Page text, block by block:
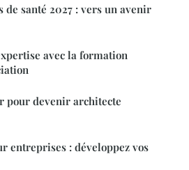
de santé 2027 : vers un avenir
avec la formation
pour devenir architecte
entreprises : développez vos